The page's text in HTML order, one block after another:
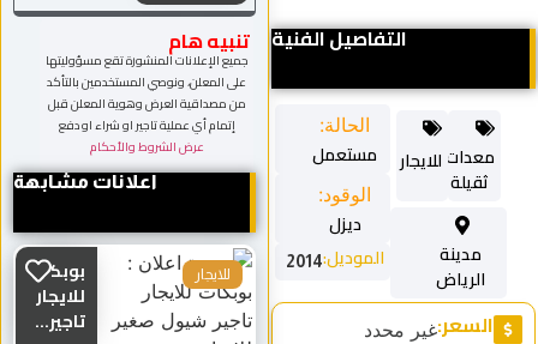
التفاصيل الفنية
الحالة:
مستعمل
الوقود:
ديزل
الموديل:2014
مدينة
الرياض
معدات
ثقيلة
للايجار
السعر:غير محدد
تنبيه هام
جميع الإعلانات المنشورة تقع مسؤوليتها
على المعلن، ونوصي المستخدمين بالتأكد
من مصداقية العرض وهوية المعلن قبل
إتمام أي عملية تاجير او شراء او دفع
عرض الشروط والأحكام
اعلانات مشابهة
بوبكات
للايجار
تاجير...
للايجار